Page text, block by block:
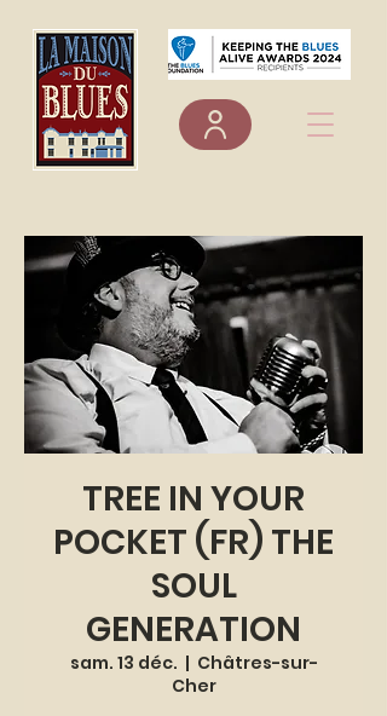
TREE IN YOUR
POCKET (FR) THE
SOUL
GENERATION
sam. 13 déc.
  |
Châtres-sur-
Cher